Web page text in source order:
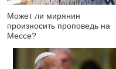
Может ли мирянин
произносить проповедь на
Мессе?